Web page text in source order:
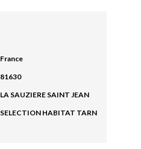
France
81630
LA SAUZIERE SAINT JEAN
SELECTION HABITAT TARN